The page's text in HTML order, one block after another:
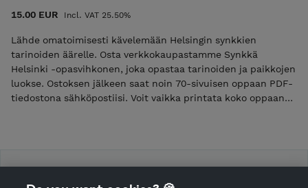
15.00 EUR Incl. VAT 25.50%
Lähde omatoimisesti kävelemään Helsingin synkkien
tarinoiden äärelle. Osta verkkokaupastamme Synkkä
Helsinki -opasvihkonen, joka opastaa tarinoiden ja paikkojen
luokse. Ostoksen jälkeen saat noin 70-sivuisen oppaan PDF-
tiedostona sähköpostiisi. Voit vaikka printata koko oppaan
Punavuoressa. Rengaskierros päättyy Kamppiin
Fredrikinkadulle. Oppaassa on karttoja ja osoitteita, joiden